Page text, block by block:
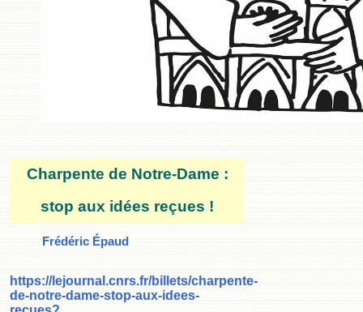
Charpente de Notre-Dame :
stop aux idées reçues !
Frédéric Épaud
https://lejournal.cnrs.fr/billets/charpente-
de-notre-dame-stop-aux-idees-